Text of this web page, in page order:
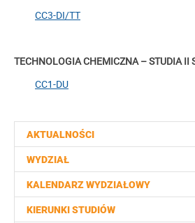
AKTUALNOŚCI
WYDZIAŁ
KALENDARZ WYDZIAŁOWY
KIERUNKI STUDIÓW
CC3-DI/TT
TECHNOLOGIA CHEMICZNA – STUDIA II
CC1-DU